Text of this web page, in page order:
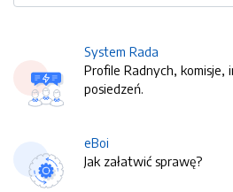
System Rada
Profile Radnych, komisje,
posiedzeń.
eBoi
Jak załatwić sprawę?